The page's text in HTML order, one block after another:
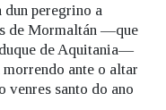
peregrino a
de Mormaltán —que
de Aquitania—
ante o altar
venres santo do ano